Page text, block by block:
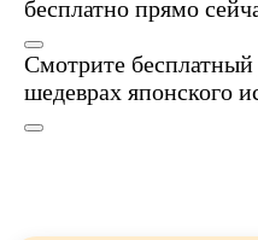
бесплатно прямо
Смотрите
шедеврах японского